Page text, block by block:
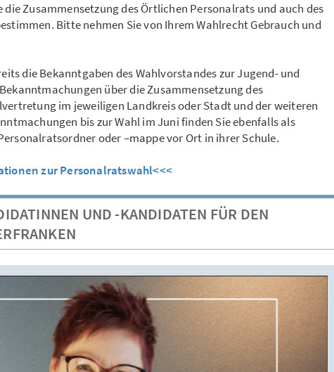
die Zusammensetzung des Örtlichen Personalrats und auch des
Bitte nehmen Sie von Ihrem Wahlrecht Gebrauch und
die Bekanntgaben des Wahlvorstandes zur Jugend- und
über die Zusammensetzung des
im jeweiligen Landkreis oder Stadt und der weiteren
bis zur Wahl im Juni finden Sie ebenfalls als
oder –mappe vor Ort in ihrer Schule.
zur Personalratswahl<<<
UND -KANDIDATEN FÜR DEN